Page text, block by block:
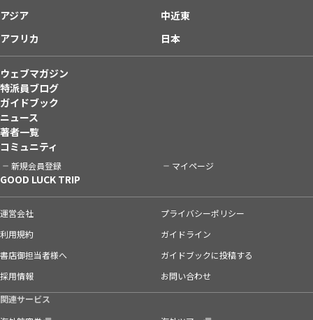
アジア
中近東
アフリカ
日本
ウェブマガジン
特派員ブログ
ガイドブック
ニュース
著者一覧
コミュニティ
新規会員登録 マイページ
GOOD LUCK TRIP
運営会社
プライバシーポリシー
利用規約
ガイドライン
書店御担当者様へ
ガイドブックに投稿する
採用情報
お問い合わせ
関連サービス